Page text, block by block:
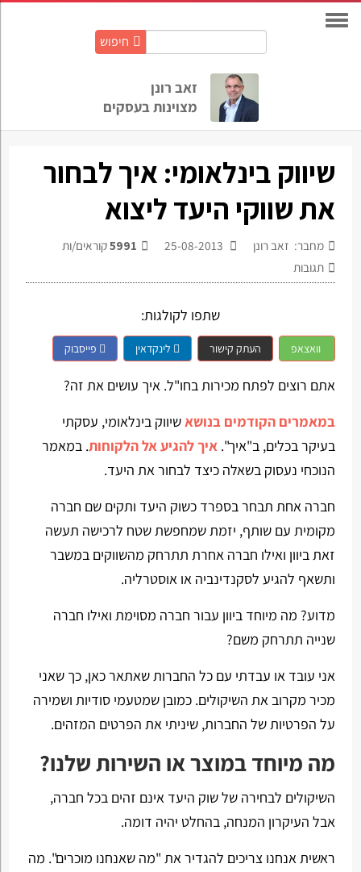
חיפוש
זאב רונן
מצוינות בעסקים
שיווק בינלאומי: איך לבחור
את שווקי היעד ליצוא
מחבר: זאב רונן 5991קוראים/ות
תגובות
שתפו לקולגות:
וואצאפ העתק קישור לינקדאין פייסבוק
אתם רוצים לפתח מכירות בחו"ל. איך עושים את זה?
במאמרים הקודמים בנושאשיווק בינלאומי, עסקתי
בעיקר בכלים, ב"איך". איך להגיע אל הלקוחות. במאמר
הנוכחי נעסוק בשאלה כיצד לבחור את היעד.
חברה אחת תבחר בספרד כשוק היעד ותקים שם חברה
מקומית עם שותף, יזמת שמחפשת שטח לרכישה תעשה
זאת ביוון ואילו חברה אחרת תתרחק מהשווקים במשבר
ותשאף להגיע לסקנדינביה או אוסטרליה.
מדוע? מה מיוחד ביוון עבור חברה מסוימת ואילו חברה
שנייה תתרחק משם?
אני עובד או עבדתי עם כל החברות שאתאר כאן, כך שאני
מכיר מקרוב את השיקולים. כמובן שמטעמי סודיות ושמירה
על הפרטיות של החברות, שיניתי את הפרטים המזהים.
מה מיוחד במוצר או השירות שלנו?
השיקולים לבחירה של שוק היעד אינם זהים בכל חברה,
אבל העיקרון המנחה, בהחלט יהיה דומה.
ראשית אנחנו צריכים להגדיר את "מה שאנחנו מוכרים". מה